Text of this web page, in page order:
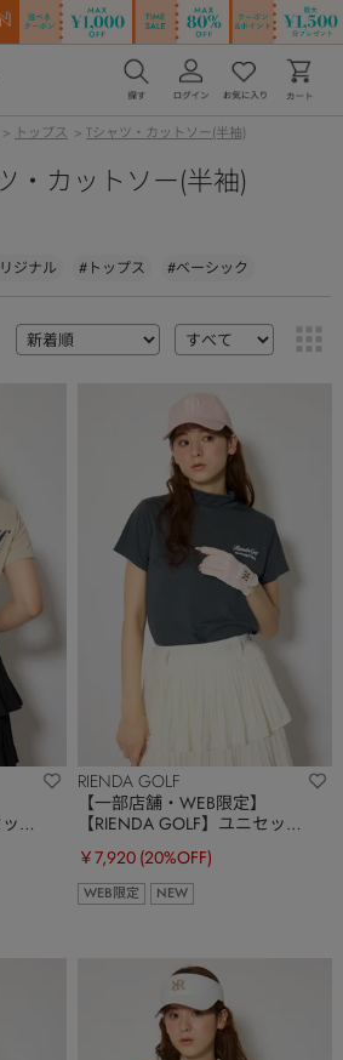
> トップス > Tシャツ・カットソー(半袖)
・カットソー(半袖)
ジナル #トップス #ベーシック
ク
RIENDA GOLF
【一部店舗・WEB限定】
【RIENDA GOLF】ユニセック
￥7,920 (20%OFF)
WEB限定 NEW